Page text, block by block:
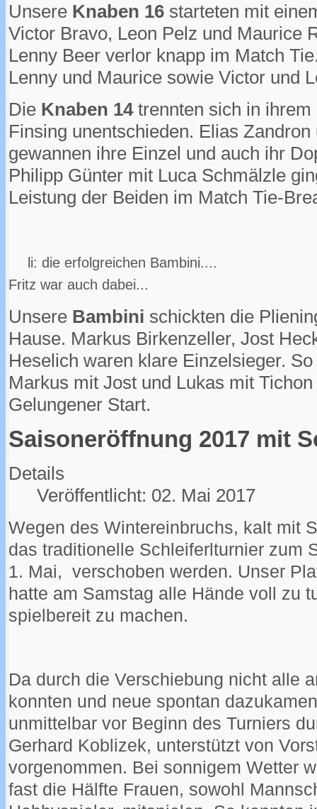
Unsere Knaben 16 starteten mit
Victor Bravo, Leon Pelz und Maurice
Lenny Beer verlor knapp im Match
Lenny und Maurice sowie Victor und
Die Knaben 14trennten sich in ihrem
Finsing unentschieden. Elias
gewannen ihre Einzel und auch ihr
Philipp Günter mit Luca Schmälzle
Leistung der Beiden im Match Tie-
li: die erfolgreichen
Fritz war auch dabei...
Unsere Bambini schickten die
Hause. Markus Birkenzeller, Jost
Heselich waren klare Einzelsieger.
Markus mit Jost und Lukas mit
Gelungener Start.
Saisoneröffnung 2017 mit
Details
Veröffentlicht: 02. Mai 2017
Wegen des Wintereinbruchs, kalt mit
das traditionelle Schleiferlturnier zum
1. Mai, verschoben werden. Unser
hatte am Samstag alle Hände voll zu
spielbereit zu machen.
Da durch die Verschiebung nicht alle
konnten und neue spontan
unmittelbar vor Beginn des Turniers
Gerhard Koblizek, unterstützt von
vorgenommen. Bei sonnigem Wetter
fast die Hälfte Frauen, sowohl